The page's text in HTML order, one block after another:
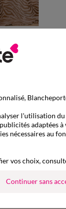
+ 0,13 €
l'utilisation
adaptées
nécessaires au
vos choix,
Continuer sans